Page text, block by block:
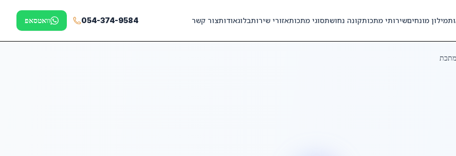
מילון מונחיםשירותי מתכותקונה נחושתסוגי מתכותאזורי שירותבלוגאודותצור קשר 054-374-9584 וואטסאפ
מתכת